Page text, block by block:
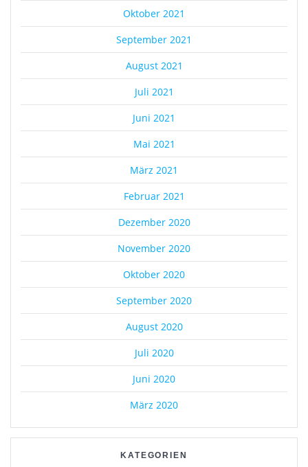
Oktober 2021
September 2021
August 2021
Juli 2021
Juni 2021
Mai 2021
März 2021
Februar 2021
Dezember 2020
November 2020
Oktober 2020
September 2020
August 2020
Juli 2020
Juni 2020
März 2020
KATEGORIEN